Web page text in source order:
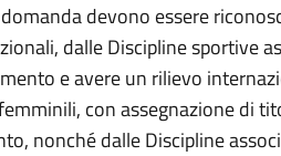
devono essere
dalle Discipline sportive
e avere un rilievo
con assegnazione di
nonché dalle Discipline